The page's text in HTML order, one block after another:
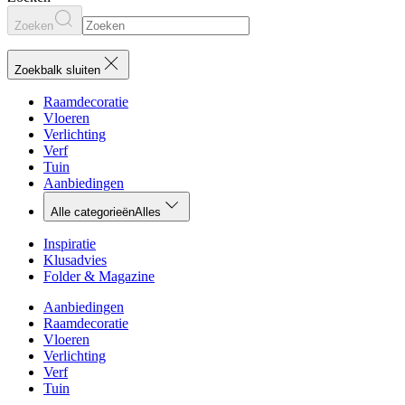
Zoeken
Zoekbalk sluiten
Raamdecoratie
Vloeren
Verlichting
Verf
Tuin
Aanbiedingen
Alle categorieënAlles
Inspiratie
Klusadvies
Folder & Magazine
Aanbiedingen
Raamdecoratie
Vloeren
Verlichting
Verf
Tuin